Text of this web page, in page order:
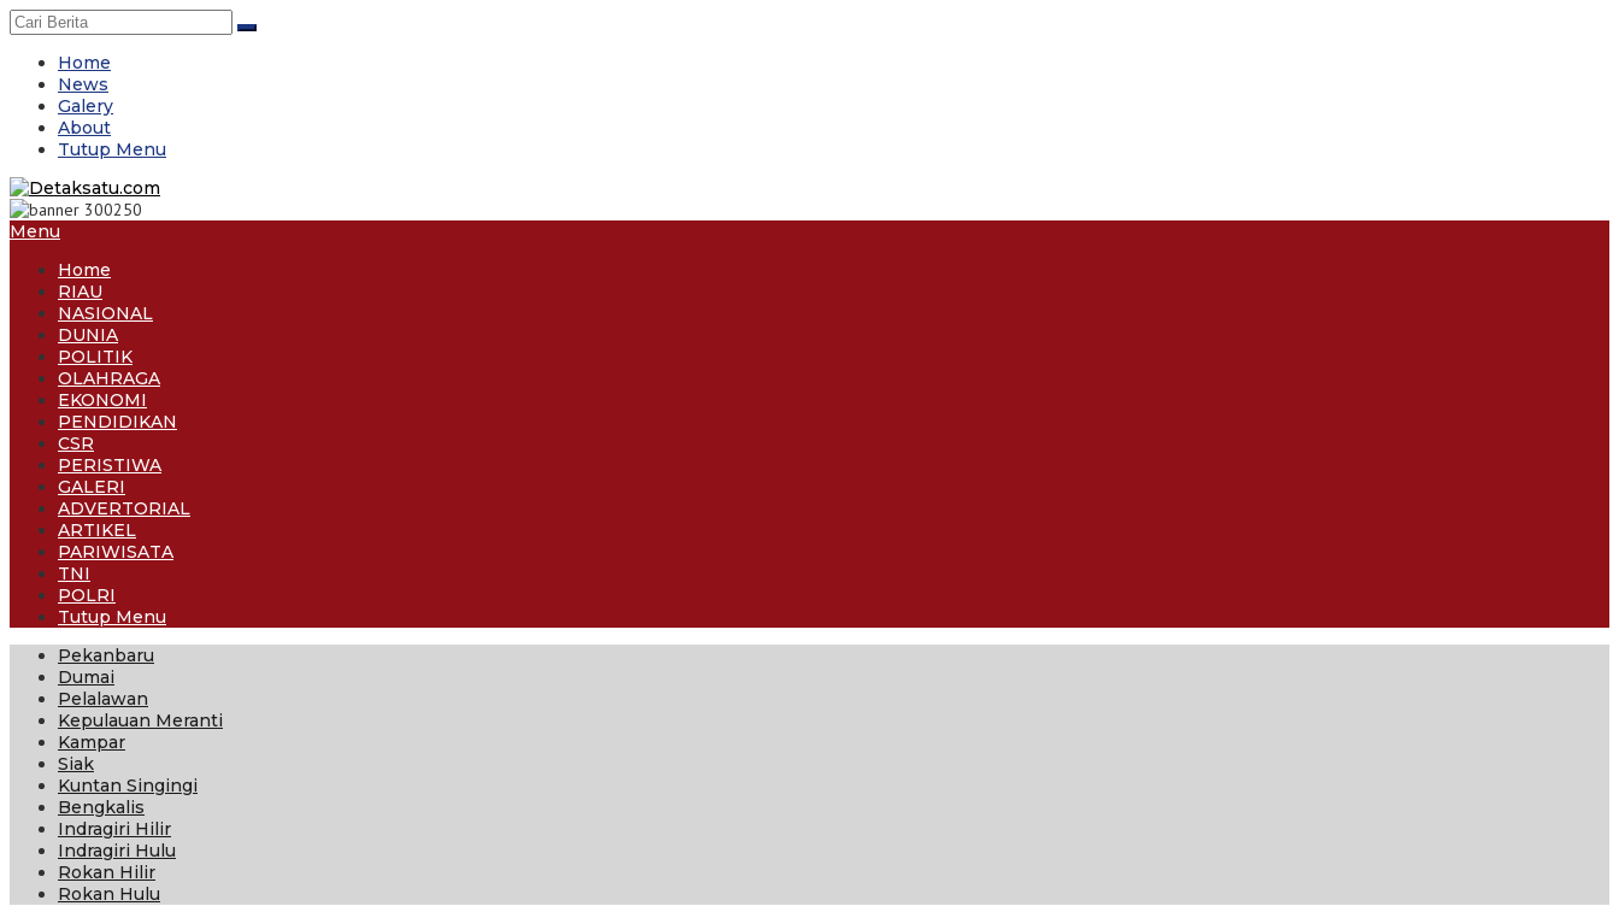
Skip
to
contentHome
News
Galery
About
Tutup Menu
Menu
Home
RIAU
NASIONAL
DUNIA
POLITIK
OLAHRAGA
EKONOMI
PENDIDIKAN
CSR
PERISTIWA
GALERI
ADVERTORIAL
ARTIKEL
PARIWISATA
TNI
POLRI
Tutup Menu
Pekanbaru
Dumai
Pelalawan
Kepulauan Meranti
Kampar
Siak
Kuntan Singingi
Bengkalis
Indragiri Hilir
Indragiri Hulu
Rokan Hilir
Rokan Hulu